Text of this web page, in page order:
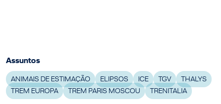
Assuntos
ANIMAIS DE ESTIMAÇÃO ELIPSOS ICE TGV
THALYS
TREM EUROPA
TREM PARIS MOSCOU TRENITALIA